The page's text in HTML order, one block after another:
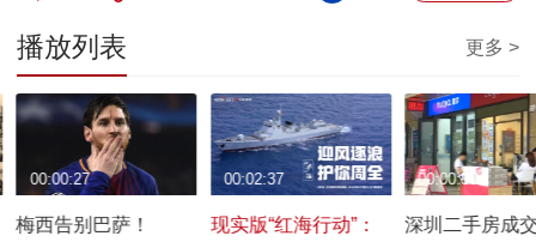
播放列表 更多 >
梅西告别巴萨！
00:00:27
现实版“红海行动”：
00:02:37
深圳二手房成
00:00:50